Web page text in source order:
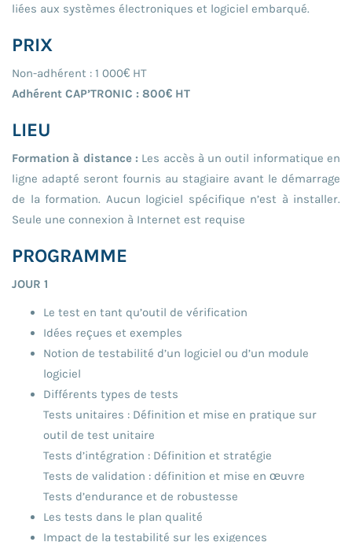
liées aux systèmes électroniques et logiciel embarqué.
PRIX
Non-adhérent : 1 000€ HT
Adhérent CAP’TRONIC : 800€ HT
LIEU
Formation à distance :Les accès à un outil informatique en
ligne adapté seront fournis au stagiaire avant le démarrage
de la formation. Aucun logiciel spécifique n’est à installer.
Seule une connexion à Internet est requise
PROGRAMME
JOUR 1
Le test en tant qu’outil de vérification
Idées reçues et exemples
Notion de testabilité d’un logiciel ou d’un module
logiciel
Différents types de tests
Tests unitaires : Définition et mise en pratique sur
outil de test unitaire
Tests d’intégration : Définition et stratégie
Tests de validation : définition et mise en œuvre
Tests d’endurance et de robustesse
Les tests dans le plan qualité
Impact de la testabilité sur les exigences